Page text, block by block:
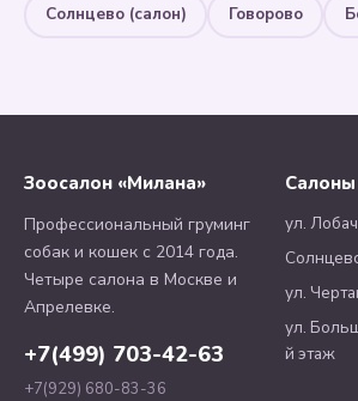
Солнцево (салон) Говорово
Зоосалон «Милана»
Профессиональный груминг
собак и кошек с 2014 года.
Четыре салона в Москве и
Апрелевке.
+7(499) 703-42-63
+7(929) 680-83-36
Салоны
ул.
ул.
ул.
й этаж